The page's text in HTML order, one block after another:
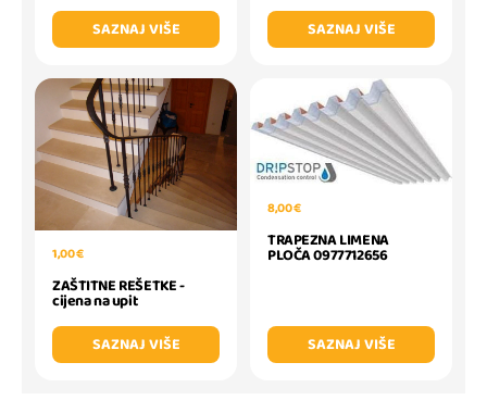
SAZNAJ VIŠE
SAZNAJ VIŠE
1,00 €
ZAŠTITNE REŠETKE -
cijena na upit
SAZNAJ VIŠE
8,00 €
TRAPEZNA LIMENA
PLOČA 0977712656
SAZNAJ VIŠE